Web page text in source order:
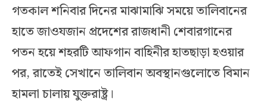
গতকাল শনিবার দিনের মাঝামাঝি সময়ে তালিবানের
হাতে জাওযজান প্রদেশের রাজধানী শেবারগানের
পতন হয়ে শহরটি আফগান বাহিনীর হাতছাড়া হওয়ার
পর, রাতেই সেখানে তালিবান অবস্থানগুলোতে বিমান
হামলা চালায় যুক্তরাষ্ট্র।